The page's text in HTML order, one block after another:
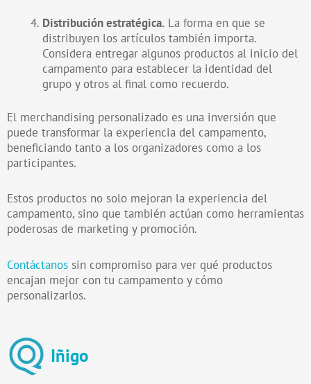
Distribución estratégica. La forma en que se
distribuyen los artículos también importa.
Considera entregar algunos productos al inicio del
campamento para establecer la identidad del
grupo y otros al final como recuerdo.
El merchandising personalizado es una inversión que
puede transformar la experiencia del campamento,
beneficiando tanto a los organizadores como a los
participantes.
Estos productos no solo mejoran la experiencia del
campamento, sino que también actúan como herramientas
poderosas de marketing y promoción.
Contáctanos sin compromiso para ver qué productos
encajan mejor con tu campamento y cómo
personalizarlos.
Iñigo